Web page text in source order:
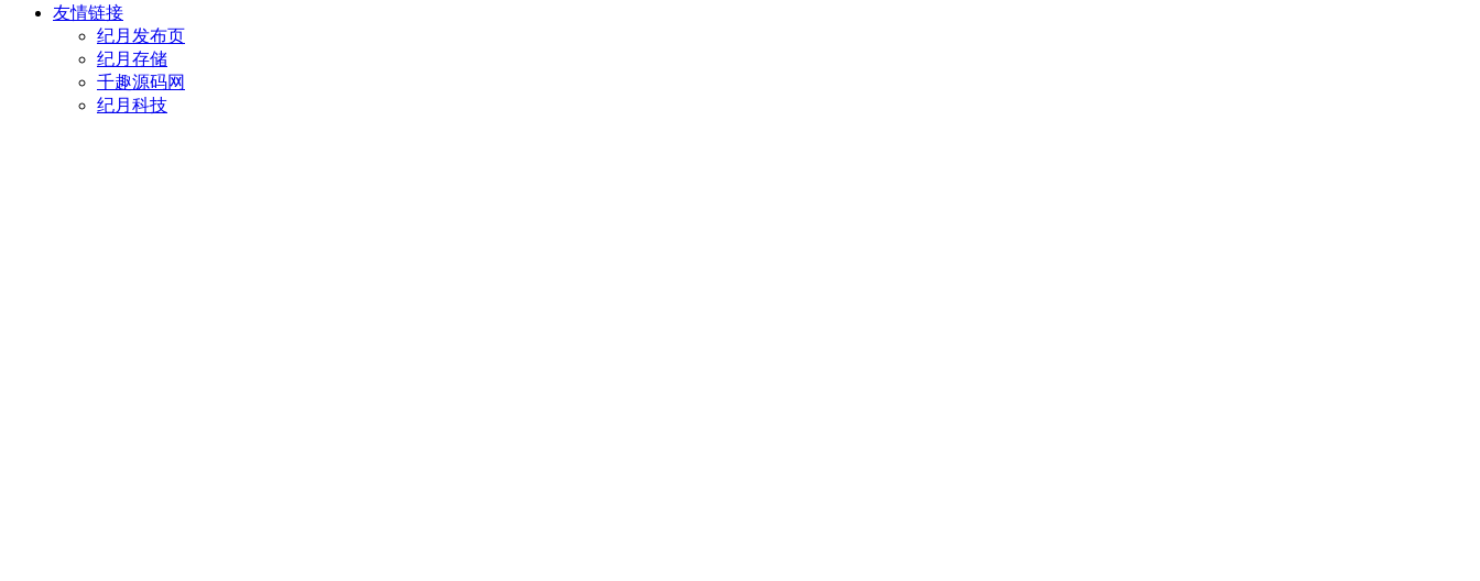
友情链接
纪月发布页
纪月存储
千趣源码网
纪月科技